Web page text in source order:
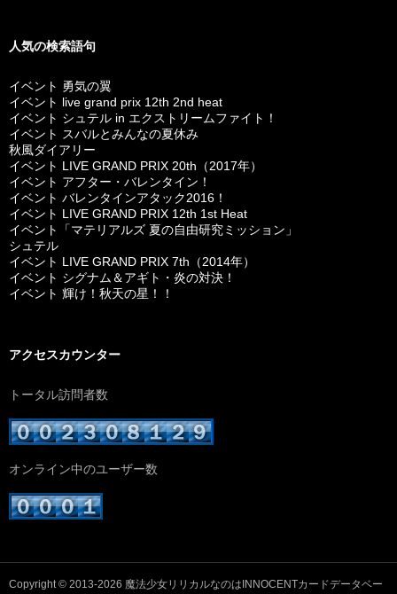
人気の検索語句
イベント 勇気の翼
イベント live grand prix 12th 2nd heat
イベント シュテル in エクストリームファイト！
イベント スバルとみんなの夏休み
秋風ダイアリー
イベント LIVE GRAND PRIX 20th（2017年）
イベント アフター・バレンタイン！
イベント バレンタインアタック2016！
イベント LIVE GRAND PRIX 12th 1st Heat
イベント「マテリアルズ 夏の自由研究ミッション」
シュテル
イベント LIVE GRAND PRIX 7th（2014年）
イベント シグナム＆アギト・炎の対決！
イベント 輝け！秋天の星！！
アクセスカウンター
トータル訪問者数
オンライン中のユーザー数
Copyright © 2013-2026 魔法少女リリカルなのはINNOCENTカードデータベー